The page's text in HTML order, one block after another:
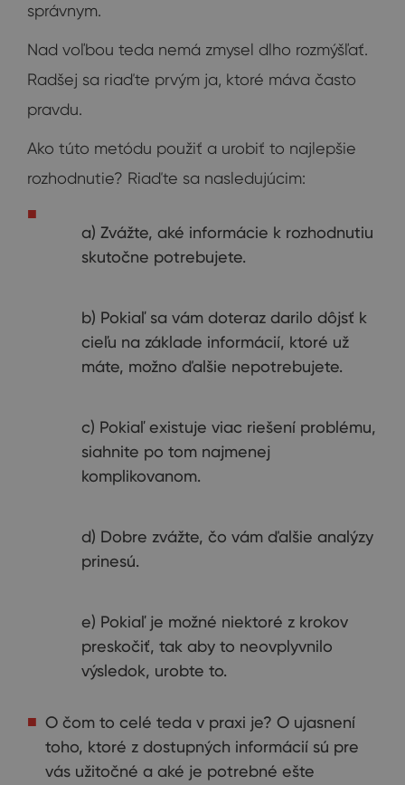
správnym.
Nad voľbou teda nemá zmysel dlho rozmýšľať.
Radšej sa riaďte prvým ja, ktoré máva často
pravdu.
Ako túto metódu použiť a urobiť to najlepšie
rozhodnutie? Riaďte sa nasledujúcim:
a) Zvážte, aké informácie k rozhodnutiu
skutočne potrebujete.
b) Pokiaľ sa vám doteraz darilo dôjsť k
cieľu na základe informácií, ktoré už
máte, možno ďalšie nepotrebujete.
c) Pokiaľ existuje viac riešení problému,
siahnite po tom najmenej
komplikovanom.
d) Dobre zvážte, čo vám ďalšie analýzy
prinesú.
e) Pokiaľ je možné niektoré z krokov
preskočiť, tak aby to neovplyvnilo
výsledok, urobte to.
O čom to celé teda v praxi je? O ujasnení
toho, ktoré z dostupných informácií sú pre
vás užitočné a aké je potrebné ešte